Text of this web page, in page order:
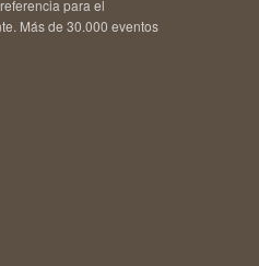
para el
Más de 30.000 eventos